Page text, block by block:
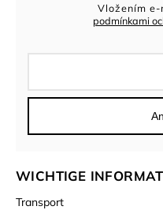
WICHTIGE
Transport
Vložením
podmínkami